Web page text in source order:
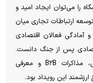
را می‌توان ایجاد امید و
ارتباطات تجاری میان
فعالان اقتصادی
پس از جنگ دانست.
همچنین برگزاری نشست‌های تخصصی، مذاکرات B۲B و معرفی
این رویداد بود.